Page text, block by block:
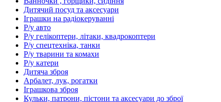
Дитячий посуд та аксесуари
Іграшки на радіокеруванні
Р/у авто
Р/у гелікоптери, літаки, квадрокоптери
Р/у спецтехніка, танки
Р/у тварини та комахи
Р/у катери
Дитяча зброя
Арбалет, лук, рогатки
Іграшкова зброя
Кульки, патрони, пістони та аксесуари до зброї